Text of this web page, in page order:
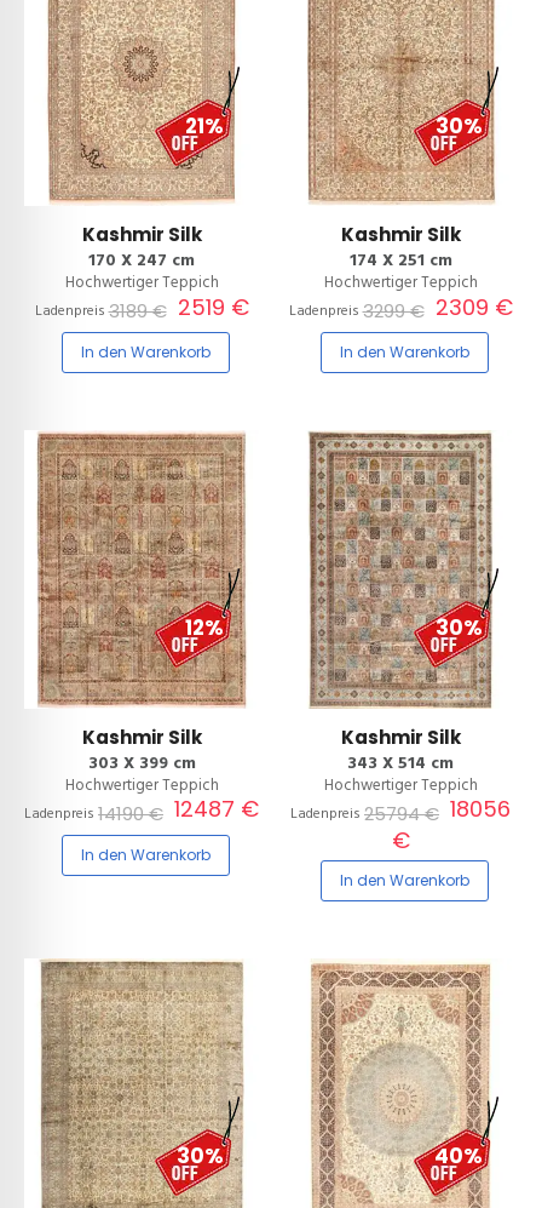
21%
Kashmir Silk
170 X 247 cm
Hochwertiger Teppich
Ladenpreis3189 € 2519 €
In den Warenkorb
30%
Kashmir Silk
174 X 251 cm
Hochwertiger Teppich
Ladenpreis3299 € 2309 €
In den Warenkorb
12%
Kashmir Silk
303 X 399 cm
Hochwertiger Teppich
Ladenpreis 14190 € 12487 €
In den Warenkorb
30%
Kashmir Silk
343 X 514 cm
Hochwertiger Teppich
Ladenpreis 25794 € 18056
€
In den Warenkorb
30% 40%